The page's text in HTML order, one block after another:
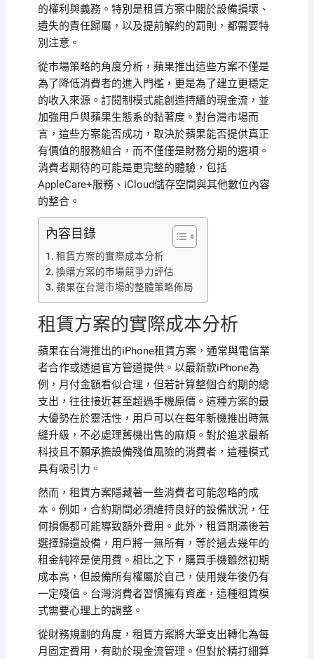
的權利與義務。特別是租賃方案中關於設備損壞、
遺失的責任歸屬，以及提前解約的罰則，都需要特
別注意。
從市場策略的角度分析，蘋果推出這些方案不僅是
為了降低消費者的進入門檻，更是為了建立更穩定
的收入來源。訂閱制模式能創造持續的現金流，並
加強用戶與蘋果生態系的黏著度。對台灣市場而
言，這些方案能否成功，取決於蘋果能否提供真正
有價值的服務組合，而不僅僅是財務分期的選項。
消費者期待的可能是更完整的體驗，包括
AppleCare+服務、iCloud儲存空間與其他數位內容
的整合。
內容目錄
租賃方案的實際成本分析
換購方案的市場競爭力評估
蘋果在台灣市場的整體策略佈局
租賃方案的實際成本分析
蘋果在台灣推出的iPhone租賃方案，通常與電信業
者合作或透過官方管道提供。以最新款iPhone為
例，月付金額看似合理，但若計算整個合約期的總
支出，往往接近甚至超過手機原價。這種方案的最
大優勢在於靈活性，用戶可以在每年新機推出時無
縫升級，不必處理舊機出售的麻煩。對於追求最新
科技且不願承擔設備殘值風險的消費者，這種模式
具有吸引力。
然而，租賃方案隱藏著一些消費者可能忽略的成
本。例如，合約期間必須維持良好的設備狀況，任
何損傷都可能導致額外費用。此外，租賃期滿後若
選擇歸還設備，用戶將一無所有，等於過去幾年的
租金純粹是使用費。相比之下，購買手機雖然初期
成本高，但設備所有權屬於自己，使用幾年後仍有
一定殘值。台灣消費者習慣擁有資產，這種租賃模
式需要心理上的調整。
從財務規劃的角度，租賃方案將大筆支出轉化為每
月固定費用，有助於現金流管理。但對於精打細算